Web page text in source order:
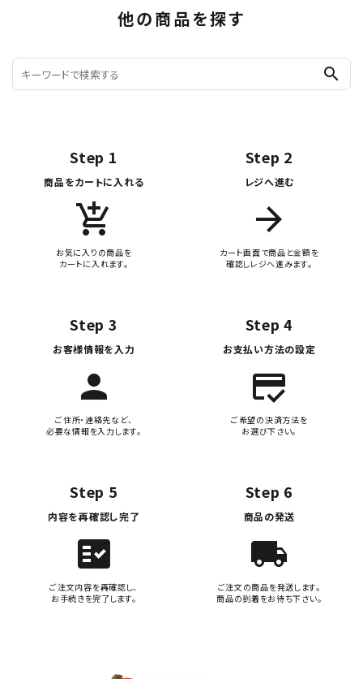
他の商品を探す
search
Step 1
商品をカートに入れる
add_shopping_cart
お気に入りの商品を
カートに入れます。
Step 2
レジへ進む
arrow_forward
カート画面で商品と金額を
確認しレジへ進みます。
Step 3
お客様情報を入力
person
ご住所・連絡先など、
必要な情報を入力します。
Step 4
お支払い方法の設定
credit_score
ご希望の決済方法を
お選び下さい。
Step 5
内容を再確認し完了
fact_check
ご注文内容を再確認し、
お手続きを完了します。
Step 6
商品の発送
local_shipping
ご注文の商品を発送します。
商品の到着をお待ち下さい。